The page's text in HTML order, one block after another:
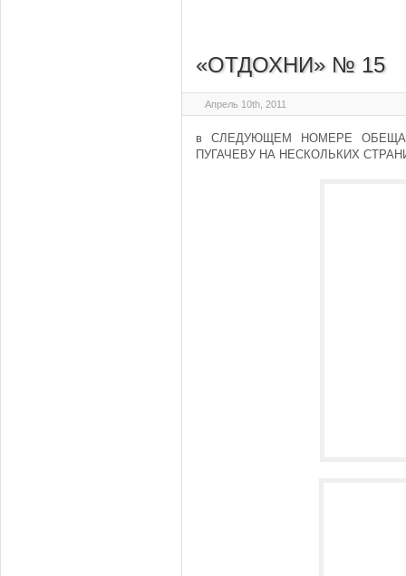
«ОТДОХНИ» № 15
Апрель 10th, 2011
в СЛЕДУЮЩЕМ НОМЕРЕ
ПУГАЧЕВУ НА НЕСКОЛЬКИХ